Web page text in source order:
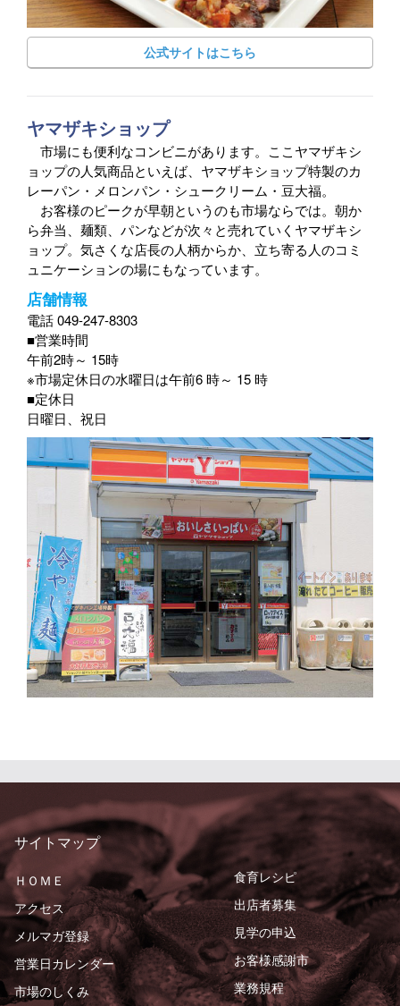
公式サイトはこちら
ヤマザキショップ
市場にも便利なコンビニがあります。ここヤマザキシ
ョップの人気商品といえば、ヤマザキショップ特製のカ
レーパン・メロンパン・シュークリーム・豆大福。
お客様のピークが早朝というのも市場ならでは。朝か
ら弁当、麺類、パンなどが次々と売れていくヤマザキシ
ョップ。気さくな店長の人柄からか、立ち寄る人のコミ
ュニケーションの場にもなっています。
店舗情報
電話 049-247-8303
■営業時間
午前2時～ 15時
※市場定休日の水曜日は午前6 時～ 15 時
■定休日
日曜日、祝日
サイトマップ
ＨＯＭＥ
アクセス
メルマガ登録
営業日カレンダー
市場のしくみ
食育レシピ
出店者募集
見学の申込
お客様感謝市
業務規程